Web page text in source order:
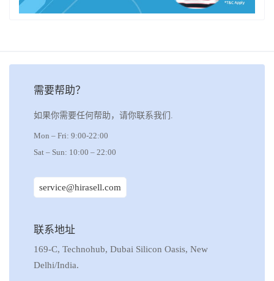
需要帮助？
如果你需要任何帮助，请你联系我们.
Mon – Fri: 9:00-22:00
Sat – Sun: 10:00 – 22:00
service@hirasell.com
联系地址
169-C, Technohub, Dubai Silicon Oasis, New
Delhi/India.